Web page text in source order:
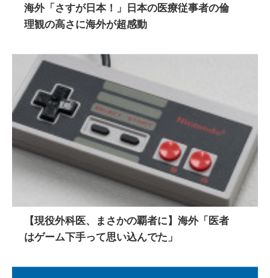
海外「さすが日本！」日本の医療従事者の倫
理観の高さに海外が超感動
【現役外科医、まさかの覇者に】海外「医者
はゲーム下手って思い込んでた」